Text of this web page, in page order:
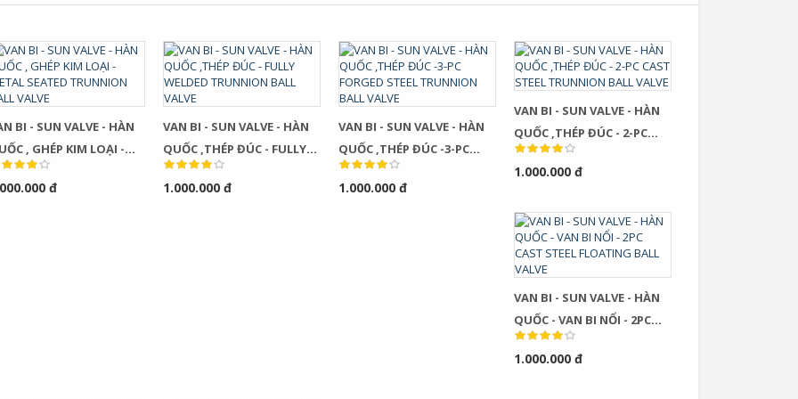
BI - SUN VALVE - HÀN
, GHÉP KIM LOẠI -
SEATED TRUNNION
VALVEđ
VAN BI - SUN VALVE - HÀN
QUỐC ,THÉP ĐÚC - FULLY
WELDED TRUNNION BALL
VALVE
1.000.000 đ
VAN BI - SUN VALVE - HÀN
QUỐC ,THÉP ĐÚC -3-PC
FORGED STEEL TRUNNION
BALL VALVE
1.000.000 đ
VAN BI - SUN VALVE - HÀN
QUỐC ,THÉP ĐÚC - 2-PC
CAST STEEL TRUNNION BALL
VALVE
1.000.000 đ
VAN BI - SUN VALVE - HÀN
QUỐC - VAN BI NỔI - 2PC
CAST STEEL FLOATING BALL
VALVE
1.000.000 đ